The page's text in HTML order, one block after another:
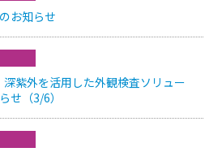
お知らせ
紫外を活用した外観検査ソリュー
せ（3/6）